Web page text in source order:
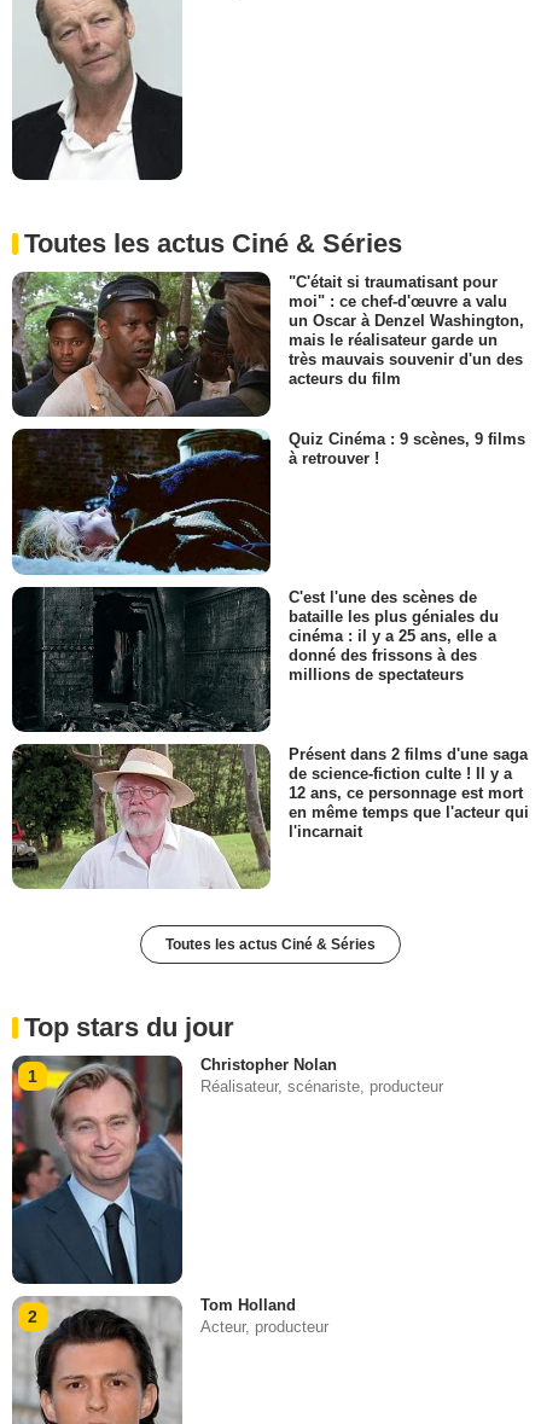
Toutes les actus Ciné & Séries
"C'était si traumatisant pour
moi" : ce chef-d'œuvre a valu
un Oscar à Denzel Washington,
mais le réalisateur garde un
très mauvais souvenir d'un des
acteurs du film
Quiz Cinéma : 9 scènes, 9 films
à retrouver !
C'est l'une des scènes de
bataille les plus géniales du
cinéma : il y a 25 ans, elle a
donné des frissons à des
millions de spectateurs
Présent dans 2 films d'une saga
de science-fiction culte ! Il y a
12 ans, ce personnage est mort
en même temps que l'acteur qui
l'incarnait
Toutes les actus Ciné & Séries
Top stars du jour
1
Christopher Nolan
Réalisateur, scénariste, producteur
2
Tom Holland
Acteur, producteur